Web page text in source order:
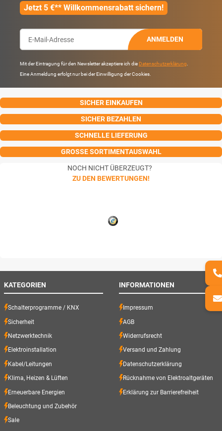
Jetzt 5 €** Willkommensrabatt sichern!
ANMELDEN
Mit der Eintragung für den Newsletter akzeptiere ich die Datenschutzerklärung
Eine Anmeldung erfolgt nur bei der Einwilligung der Cookies.
SICHER EINKAUFEN
SICHER BEZAHLEN
SCHNELLE LIEFERUNG
GROSSE SORTIMENTAUSWAHL
NOCH NICHT ÜBERZEUGT?
ZU DEN BEWERTUNGEN!
KATEGORIEN
Schalterprogramme / KNX
Sicherheit
Netzwerktechnik
Elektroinstallation
Kabel/Leitungen
Klima, Heizen & Lüften
Erneuerbare Energien
Beleuchtung und Zubehör
Sale
INFORMATIONEN
Impressum
AGB
Widerrufsrecht
Versand und Zahlung
Datenschutzerklärung
Rücknahme von Elektroaltgeräten
Erklärung zur Barrierefreiheit